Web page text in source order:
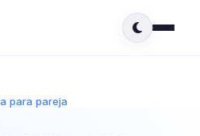
para pareja